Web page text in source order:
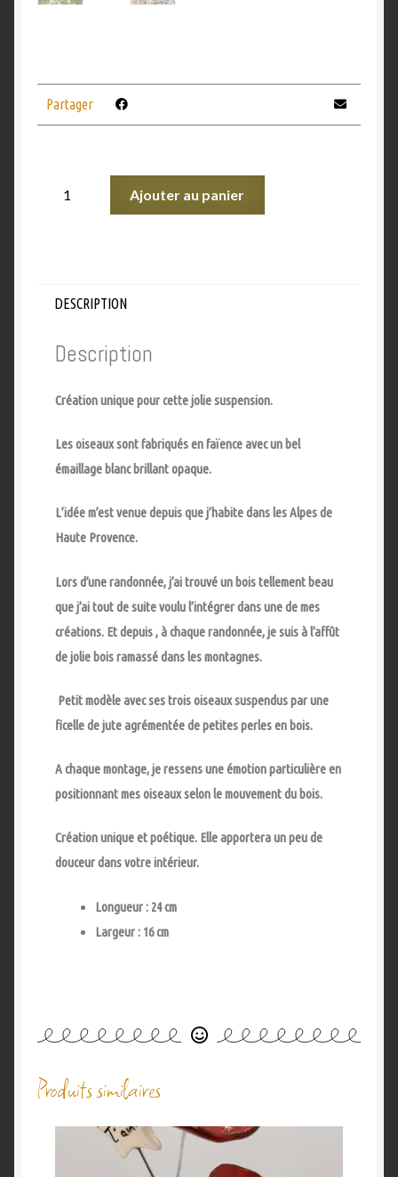
Partager
Ajouter au panier
DESCRIPTION
Description
Création unique pour cette jolie suspension.
Les oiseaux sont fabriqués en faïence avec un bel
émaillage blanc brillant opaque.
L’idée m’est venue depuis que j’habite dans les Alpes de
Haute Provence.
Lors d’une randonnée, j’ai trouvé un bois tellement beau
que j’ai tout de suite voulu l’intégrer dans une de mes
créations. Et depuis , à chaque randonnée, je suis à l’affût
de jolie bois ramassé dans les montagnes.
Petit modèle avec ses trois oiseaux suspendus par une
ficelle de jute agrémentée de petites perles en bois.
A chaque montage, je ressens une émotion particulière en
positionnant mes oiseaux selon le mouvement du bois.
Création unique et poétique. Elle apportera un peu de
douceur dans votre intérieur.
Longueur : 24 cm
Largeur : 16 cm
Produits similaires